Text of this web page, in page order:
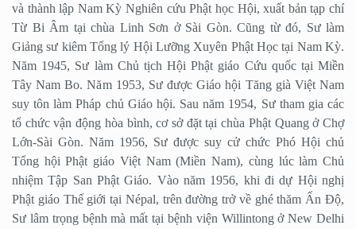
và thành lập Nam Kỳ Nghiên cứu Phật học Hội, xuất bản tạp chí
Từ Bi Âm tại chùa Linh Sơn ở Sài Gòn. Cũng từ đó, Sư làm
Giảng sư kiêm Tổng lý Hội Lưỡng Xuyên Phật Học tại Nam Kỳ.
Năm 1945, Sư làm Chủ tịch Hội Phật giáo Cứu quốc tại Miền
Tây Nam Bo. Năm 1953, Sư được Giáo hội Tăng già Việt Nam
suy tôn làm Pháp chủ Giáo hội. Sau năm 1954, Sư tham gia các
tổ chức vận động hòa bình, cơ sở đặt tại chùa Phật Quang ở Chợ
Lớn-Sài Gòn. Năm 1956, Sư được suy cử chức Phó Hội chủ
Tổng hội Phật giáo Việt Nam (Miền Nam), cùng lúc làm Chủ
nhiệm Tập San Phật Giáo. Vào năm 1956, khi đi dự Hội nghị
Phật giáo Thế giới tại Népal, trên đường trở về ghé thăm Ấn Độ,
Sư lâm trọng bệnh mà mất tại bệnh viện Willintong ở New Delhi